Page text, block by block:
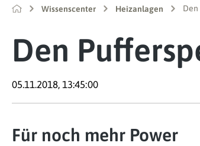
Wissenscenter Heizanlagen
Den
05.11.2018, 13:45:00
Für noch mehr Power